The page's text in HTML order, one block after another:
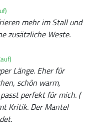
mehr im Stall und
zusätzliche Weste.
Länge. Eher für
schön warm,
perfekt für mich. (
Kritik. Der Mantel